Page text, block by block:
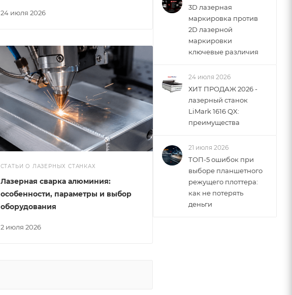
24 июля 2026
СТАТЬИ О ЛАЗЕРНЫХ СТАНКАХ
2 июля 2026
Лазерная сварка алюминия:
особенности, параметры и выбор
оборудования
3D лазерная
маркировка против
2D лазерной
маркировки
ключевые различия
24 июля 2026
ХИТ ПРОДАЖ 2026 -
лазерный станок
LiMark 1616 QX:
преимущества
21 июля 2026
ТОП-5 ошибок при
выборе планшетного
режущего плоттера:
как не потерять
деньги